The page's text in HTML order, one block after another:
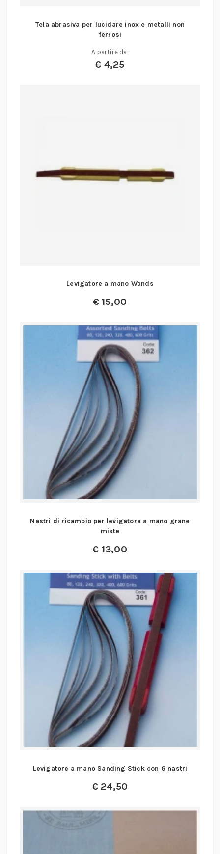
Tela abrasiva per lucidare inox e metalli non
ferrosi
A partire da:
€ 4,25
Levigatore a mano Wands
€ 15,00
Nastri di ricambio per levigatore a mano grane
miste
€ 13,00
Levigatore a mano Sanding Stick con 6 nastri
€ 24,50